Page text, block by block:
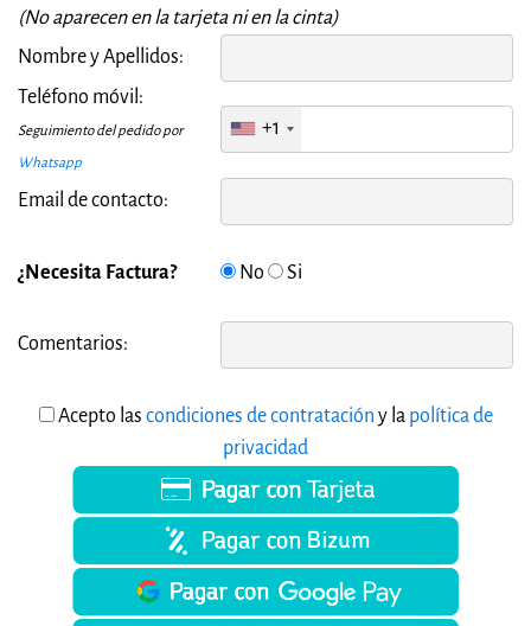
(No aparecen en la tarjeta ni en la cinta)
Nombre y Apellidos:
Teléfono móvil:
Seguimiento del pedido por
Whatsapp
+1
Email de contacto:
¿Necesita Factura? No Si
Comentarios:
Acepto las condiciones de contratación y la política de
privacidad